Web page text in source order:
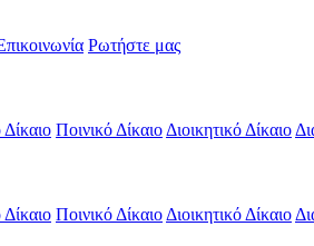
Ρωτήστε μας
Ποινικό Δίκαιο Διοικητικό Δίκαιο
Ποινικό Δίκαιο Διοικητικό Δίκαιο